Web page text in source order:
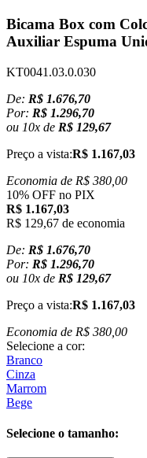
Bicama Box com
Auxiliar Espuma
KT0041.03.0.030
De: R$ 1.676,70
Por: R$ 1.296,70
ou 10x de R$ 129,67
Preço a vista:R$ 1.167,03
Economia de R$ 380,00
10% OFF no PIX
R$ 1.167,03
R$ 129,67 de economia
De: R$ 1.676,70
Por: R$ 1.296,70
ou 10x de R$ 129,67
Preço a vista:R$ 1.167,03
Economia de R$ 380,00
Selecione a cor:
Branco
Cinza
Marrom
Bege
Selecione o tamanho: